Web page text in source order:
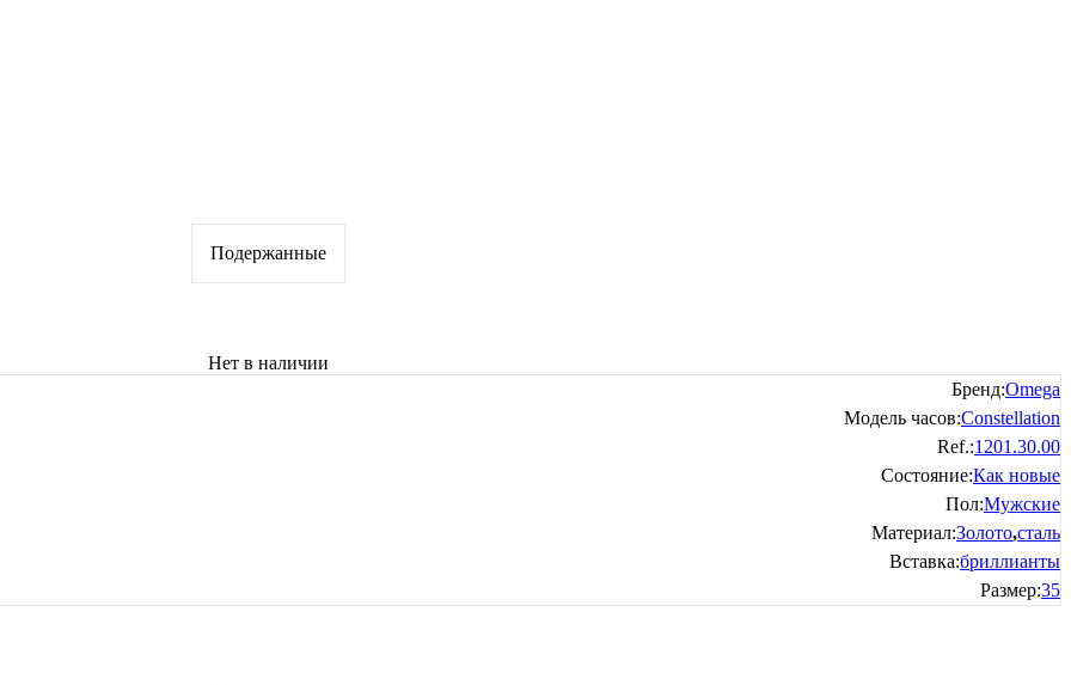
Подержанные
Нет в наличии
Бренд:Omega
Модель часов:Constellation
Ref.:1201.30.00
Состояние:Как новые
Пол:Мужские
Материал:Золото,сталь
Вставка:бриллианты
Размер:35